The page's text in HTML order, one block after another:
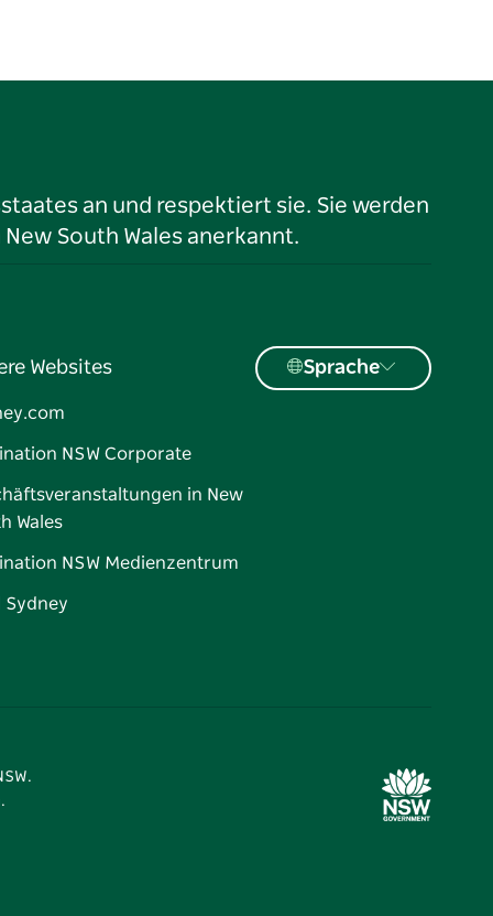
an und respektiert sie. Sie werden
South Wales anerkannt.
Websites
NSW Corporate
in New
Wales
NSW Medienzentrum
Sydney
Sprache